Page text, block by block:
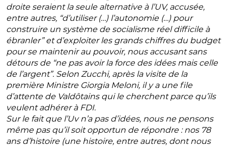
droite seraient la seule alternative à l’UV, accusée,
entre autres, “d’utiliser (…) l’autonomie (…) pour
construire un système de socialisme réel difficile à
ébranler” et d’exploiter les grands chiffres du budget
pour se maintenir au pouvoir, nous accusant sans
détours de “ne pas avoir la force des idées mais celle
de l’argent”. Selon Zucchi, après la visite de la
première Ministre Giorgia Meloni, il y a une file
d’attente de Valdôtains qui le cherchent parce qu’ils
veulent adhérer à FDI.
Sur le fait que l’Uv n’a pas d’idées, nous ne pensons
même pas qu’il soit opportun de répondre : nos 78
ans d’histoire (une histoire, entre autres, dont nous